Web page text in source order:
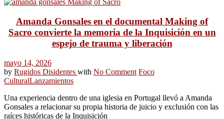
Amanda Gonsales en el documental Making of
Sacro convierte la memoria de la Inquisición en un
espejo de trauma y liberación
mayo 14, 2026
by Rugidos Disidentes with No Comment Foco
CulturalLanzamientos
Una experiencia dentro de una iglesia en Portugal llevó a Amanda
Gonsales a relacionar su propia historia de juicio y exclusión con las
raíces históricas de la Inquisición